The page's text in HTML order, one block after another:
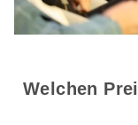
Welchen